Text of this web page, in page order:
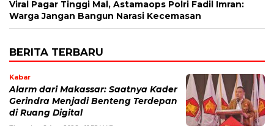
Viral Pagar Tinggi Mal, Astamaops Polri Fadil Imran:
Warga Jangan Bangun Narasi Kecemasan
BERITA TERBARU
Kabar
Alarm dari Makassar: Saatnya Kader
Gerindra Menjadi Benteng Terdepan
di Ruang Digital